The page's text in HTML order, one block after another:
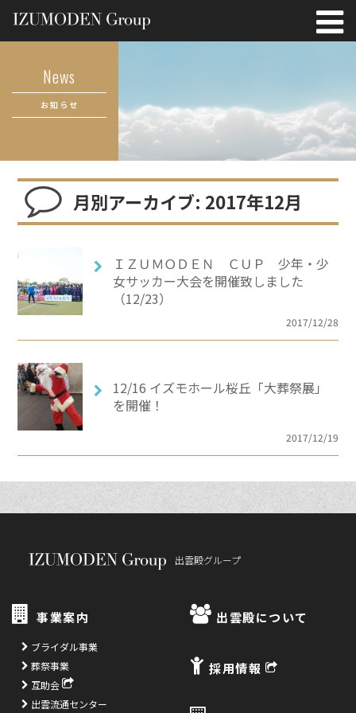
News
お知らせ
月別アーカイブ: 2017年12月
ＩＺＵＭＯＤＥＮ ＣＵＰ 少年・少
女サッカー大会を開催致しました
（12/23）
2017/12/28
12/16 イズモホール桜丘「大葬祭展」
を開催！
2017/12/19
出雲殿グループ
事業案内
ブライダル事業
葬祭事業
互助会
出雲流通センター
出雲殿について
採用情報